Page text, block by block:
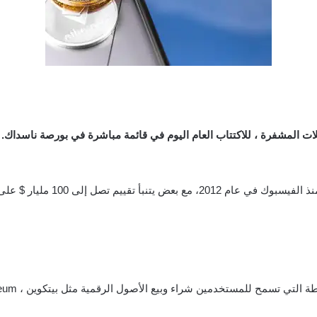
المشفرة ، للاكتتاب العام اليوم في قائمة مباشرة في بورصة ناسداك.
$ على أساس المعاملات خاصة في وقت مبكر.